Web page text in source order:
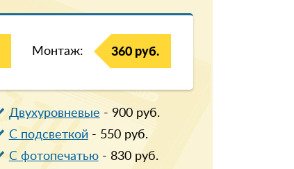
Монтаж: 360 руб.
Двухуровневые - 900руб.
С подсветкой- 550руб.
С фотопечатью- 830руб.